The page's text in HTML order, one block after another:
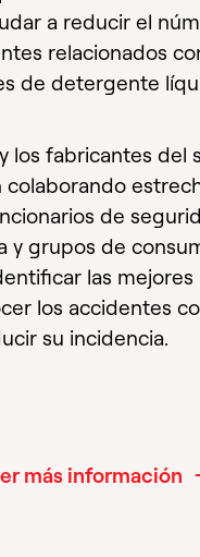
a reducir el
relacionados
de detergente
los fabricantes del
colaborando
de
y grupos de
las mejores
los accidentes
su incidencia.
más información